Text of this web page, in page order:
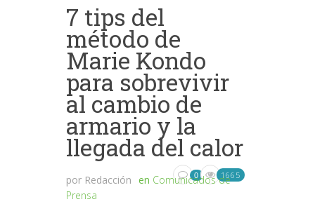
7 tips del
método de
Marie Kondo
para sobrevivir
al cambio de
armario y la
llegada del calor
por Redacción en Comunicados de
Prensa
0 1665